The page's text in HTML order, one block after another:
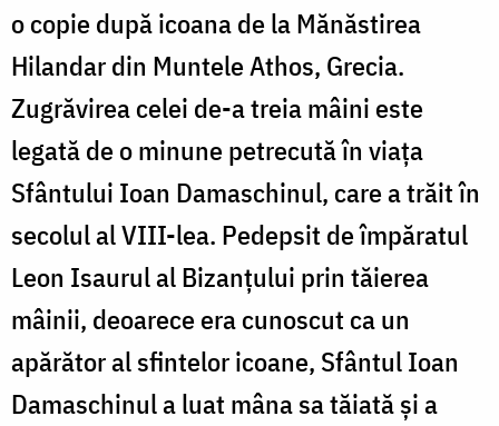
o copie după icoana de la Mănăstirea
Hilandar din Muntele Athos, Grecia.
Zugrăvirea celei de-a treia mâini este
legată de o minune petrecută în viaţa
Sfântului Ioan Damaschinul, care a trăit în
secolul al VIII-lea. Pedepsit de împăratul
Leon Isaurul al Bizanţului prin tăierea
mâinii, deoarece era cunoscut ca un
apărător al sfintelor icoane, Sfântul Ioan
Damaschinul a luat mâna sa tăiată şi a